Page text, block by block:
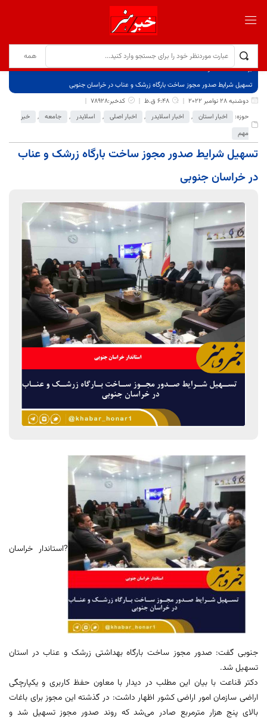
برگ نخست
نوشته‌ها
تسهیل شرایط صدور مجوز ساخت بارگاه زرشک و عناب در خراسان جنوبی
دوشنبه 28 نوامبر 2022
6:48 ق.ظ
کدخبر:78928
حوزه:
اخبار استان , اخبار اسلایدر , اخبار اصلی , اسلایدر , جامعه ,
خبر
مهم
تسهیل شرایط صدور مجوز ساخت بارگاه زرشک و عناب
در خراسان جنوبی
?استاندار خراسان
جنوبی گفت: صدور مجوز ساخت بارگاه بهداشتی زرشک و عناب در استان
تسهیل شد.
دکتر قناعت با بیان این مطلب در دیدار با معاون حفظ کاربری و یکپارچگی
اراضی سازمان امور اراضی کشور اظهار داشت: در گذشته این مجوز برای باغات
بالای پنج هزار مترمربع صادر می‌شد که روند صدور مجوز تسهیل شد و